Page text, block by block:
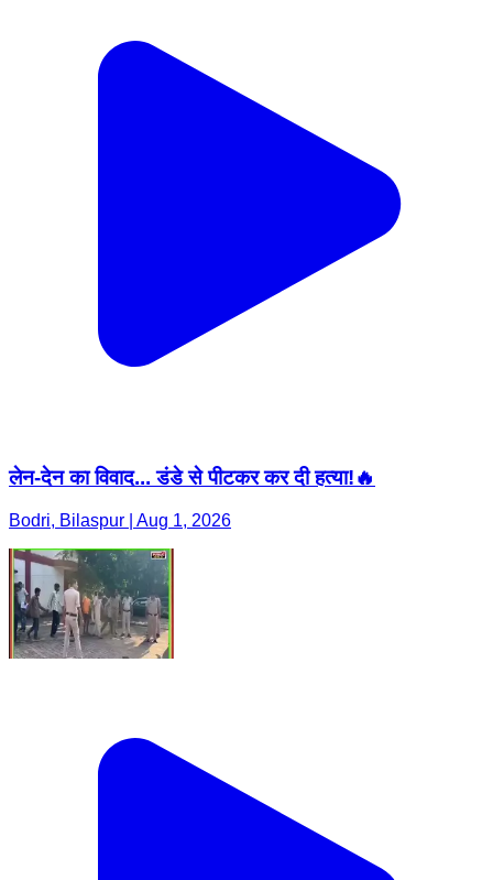
लेन-देन का विवाद... डंडे से पीटकर कर दी हत्या!🔥
Bodri, Bilaspur | Aug 1, 2026